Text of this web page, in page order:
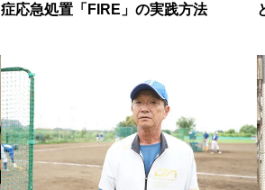
症応急処置「FIRE」の実践方法